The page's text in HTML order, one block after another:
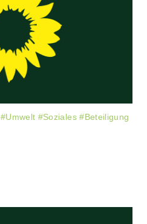
#Umwelt #Soziales #Beteiligung